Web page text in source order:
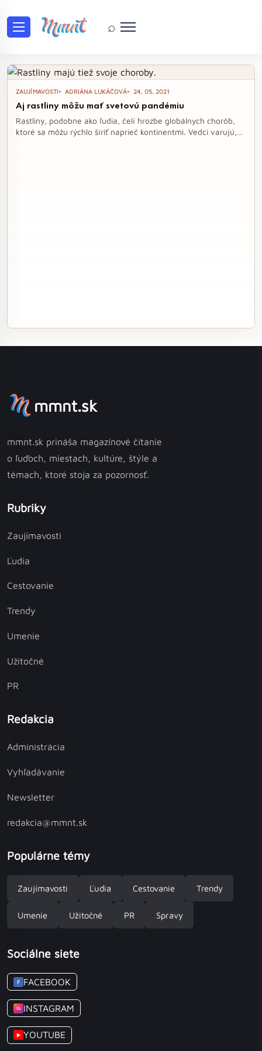
⌕
Tag: choroby rastlín
ZAUJÍMAVOSTI ADRIÁNA LUKÁČOVÁ 24. 05. 2021
Aj rastliny môžu mať svetovú pandémiu
Rastliny, podobne ako ľudia, čelí hrozbe globálnych chorôb,
ktoré sa môžu rýchlo šíriť naprieč kontinentmi. Vedci varujú,
mmnt.sk
mmnt.sk prináša magazínové čítanie
o ľuďoch, miestach, kultúre, štýle a
témach, ktoré stoja za pozornosť.
Rubriky
Zaujímavosti
Ľudia
Cestovanie
Trendy
Umenie
Užitočné
PR
Redakcia
Administrácia
Vyhľadávanie
Newsletter
redakcia@mmnt.sk
Populárne témy
Zaujímavosti Ľudia Cestovanie Trendy
Umenie Užitočné PR Spravy
Sociálne siete
F FACEBOOK
IG INSTAGRAM
▶ YOUTUBE